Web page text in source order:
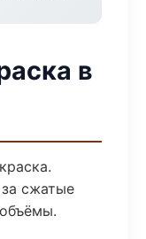
в
сжатые